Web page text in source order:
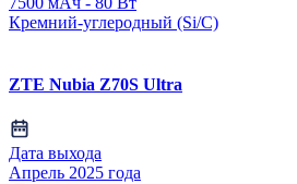
Кремний-углеродный (Si/C)
ZTE Nubia Z70S Ultra
Дата выхода
Апрель 2025 года